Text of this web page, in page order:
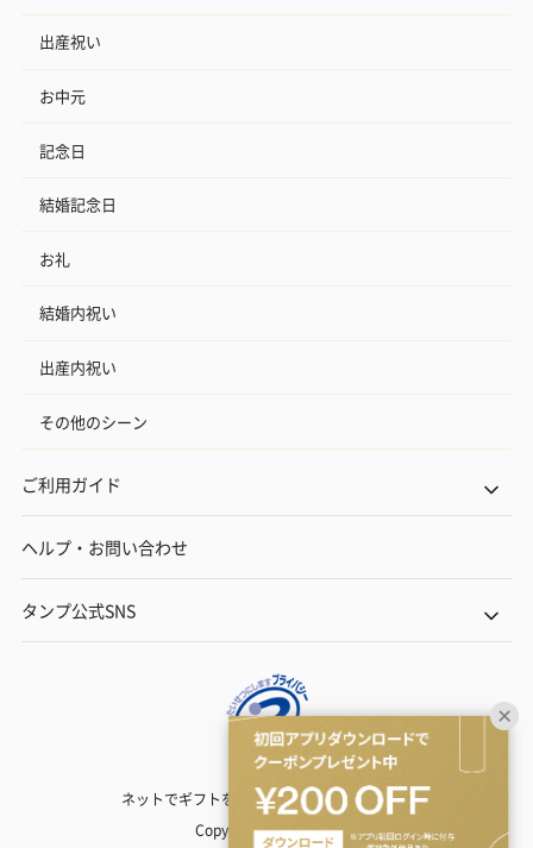
出産祝い
お中元
記念日
結婚記念日
お礼
結婚内祝い
出産内祝い
その他のシーン
ご利用ガイド
ヘルプ・お問い合わせ
タンプ公式SNS
ネットでギフトを贈るなら | TANP（タンプ）
Copyright© TANP Inc.